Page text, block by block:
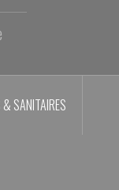
& SANITAIRES